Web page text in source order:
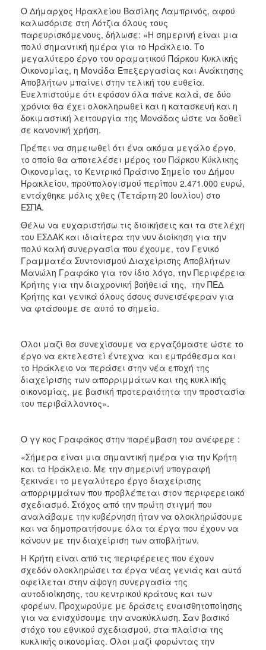
Ο Δήμαρχος Ηρακλείου Βασίλης Λαμπρινός, αφού
καλωσόρισε στη Λότζια όλους τους
παρευρισκόμενους, δήλωσε: «Η σημερινή είναι μια
πολύ σημαντική ημέρα για το Ηράκλειο. Το
μεγαλύτερο έργο του οραματικού Πάρκου Κυκλικής
Οικονομίας, η Μονάδα Επεξεργασίας και Ανάκτησης
Αποβλήτων μπαίνει στην τελική του ευθεία.
Ευελπιστούμε ότι εφόσον όλα πάνε καλά, σε δύο
χρόνια θα έχει ολοκληρωθεί και η κατασκευή και η
δοκιμαστική λειτουργία της Μονάδας ώστε να δοθεί
σε κανονική χρήση.
Πρέπει να σημειωθεί ότι ένα ακόμα μεγάλο έργο,
το οποίο θα αποτελέσει μέρος του Πάρκου Κύκλικης
Οικονομίας, το Κεντρικό Πράσινο Σημείο του Δήμου
Ηρακλείου, προϋπολογισμού περίπου 2.471.000 ευρώ,
εντάχθηκε μόλις χθες (Τετάρτη 20 Ιουλίου) στο
ΕΣΠΑ.
Θέλω να ευχαριστήσω τις διοικήσεις και τα στελέχη
του ΕΣΔΑΚ και ιδιαίτερα την νυν διοίκηση για την
πολύ καλή συνεργασία που έχουμε, τον Γενικό
Γραμματέα Συντονισμού Διαχείρισης Αποβλήτων
Μανώλη Γραφάκο για τον ίδιο λόγο, την Περιφέρεια
Κρήτης για την διαχρονική βοήθειά της, την ΠΕΔ
Κρήτης και γενικά όλους όσους συνεισέφεραν για
να φτάσουμε σε αυτό το σημείο.
Όλοι μαζί θα συνεχίσουμε να εργαζόμαστε ώστε το
έργο να εκτελεστεί έντεχνα και εμπρόθεσμα και
το Ηράκλειο να περάσει στην νέα εποχή της
διαχείρισης των απορριμμάτων και της κυκλικής
οικονομίας, με βασική προτεραιότητα την προστασία
του περιβάλλοντος».
Ο γγ κος Γραφάκος στην παρέμβαση του ανέφερε :
«Σήμερα είναι μια σημαντική ημέρα για την Κρήτη
και το Ηράκλειο. Με την σημερινή υπογραφή
ξεκινάει το μεγαλύτερο έργο διαχείρισης
απορριμμάτων που προβλέπεται στον περιφερειακό
σχεδιασμό. Στόχος από την πρώτη στιγμή που
αναλάβαμε την κυβέρνηση ήταν να ολοκληρώσουμε
και να δημοπρατήσουμε όλα τα έργα που έχουν να
κάνουν με την διαχείριση των αποβλήτων.
Η Κρήτη είναι από τις περιφέρειες που έχουν
σχεδόν ολοκληρώσει τα έργα νέας γενιάς και αυτό
οφείλεται στην άψογη συνεργασία της
αυτοδιοίκησης, του κεντρικού κράτους και των
φορέων. Προχωρούμε με δράσεις ευαισθητοποίησης
για να ενισχύσουμε την ανακύκλωση. Σαν βασικό
στόχο του εθνικού σχεδιασμού, στα πλαίσια της
κυκλικής οικονομίας. Όλοι μαζί φορώντας την